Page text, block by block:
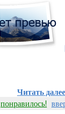
Читать
понравилось!